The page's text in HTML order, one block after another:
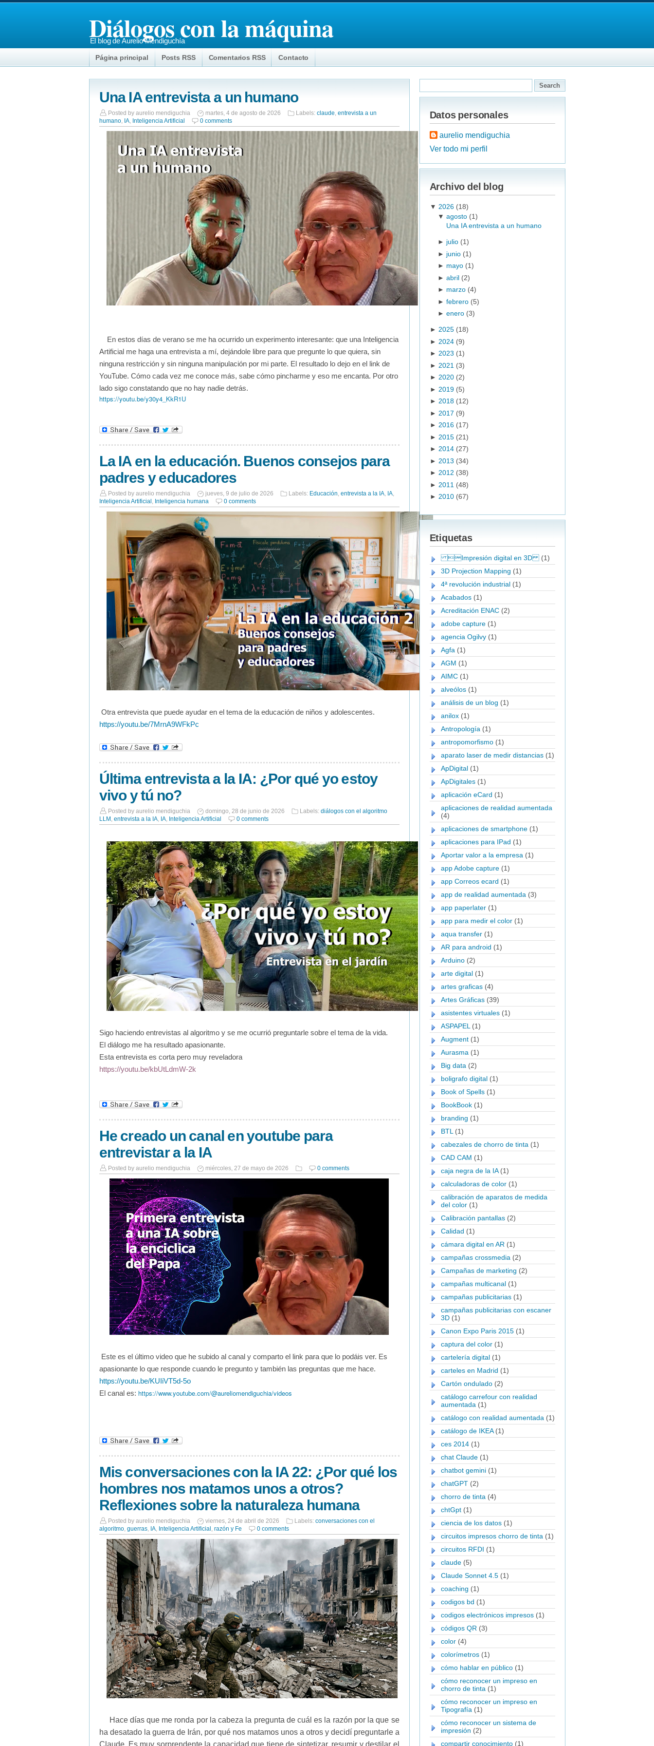
Diálogos con la máquina
El blog de Aurelio Mendiguchía
Página principal Posts RSS Comentarios RSS Contacto
Una IA entrevista a un humano
Posted by aurelio mendiguchia martes, 4 de agosto de 2026 Labels: claude, entrevista a un
humano, IA, Inteligencia Artificial 0 comments
En estos días de verano se me ha ocurrido un experimento interesante: que una Inteligencia
Artificial me haga una entrevista a mí, dejándole libre para que pregunte lo que quiera, sin
ninguna restricción y sin ninguna manipulación por mi parte. El resultado lo dejo en el link de
YouTube. Cómo cada vez me conoce más, sabe cómo pincharme y eso me encanta. Por otro
lado sigo constatando que no hay nadie detrás.
https://youtu.be/y30y4_KkR1U
La IA en la educación. Buenos consejos para
padres y educadores
Posted by aurelio mendiguchia jueves, 9 de julio de 2026 Labels: Educación, entrevista a la IA, IA,
Inteligencia Artificial , Inteligencia humana 0 comments
Otra entrevista que puede ayudar en el tema de la educación de niños y adolescentes.
https://youtu.be/7MrnA9WFkPc
Última entrevista a la IA: ¿Por qué yo estoy
vivo y tú no?
Posted by aurelio mendiguchia domingo, 28 de junio de 2026 Labels: diálogos con el algoritmo
LLM , entrevista a la IA, IA, Inteligencia Artificial 0 comments
Sigo haciendo entrevistas al algoritmo y se me ocurrió preguntarle sobre el tema de la vida.
El diálogo me ha resultado apasionante.
Esta entrevista es corta pero muy reveladora
https://youtu.be/kbUtLdmW-2k
He creado un canal en youtube para
entrevistar a la IA
Posted by aurelio mendiguchia miércoles, 27 de mayo de 2026 0 comments
Este es el último video que he subido al canal y comparto el link para que lo podáis ver. Es
apasionante lo que responde cuando le pregunto y también las preguntas que me hace.
https://youtu.be/KUIiVT5d-5o
El canal es: https://www.youtube.com/@aureliomendiguchia/videos
Mis conversaciones con la IA 22: ¿Por qué los
hombres nos matamos unos a otros?
Reflexiones sobre la naturaleza humana
Posted by aurelio mendiguchia viernes, 24 de abril de 2026 Labels: conversaciones con el
algoritmo, guerras, IA, Inteligencia Artificial , razón y Fe 0 comments
Hace días que me ronda por la cabeza la pregunta de cuál es la razón por la que se
ha desatado la guerra de Irán, por qué nos matamos unos a otros y decidí preguntarle a
Claude. Es muy sorprendente la capacidad que tiene de sintetizar, resumir y destilar el
Datos personales
aurelio mendiguchia
Ver todo mi perfil
Archivo del blog
▼ 2026 (18)
▼agosto (1)
Una IA entrevista a un humano
► julio (1)
► junio (1)
► mayo (1)
►abril (2)
► marzo (4)
►febrero (5)
►enero (3)
► 2025 (18)
► 2024 (9)
► 2023 (1)
► 2021 (3)
► 2020 (2)
► 2019 (5)
► 2018 (12)
► 2017 (9)
► 2016 (17)
► 2015 (21)
► 2014 (27)
► 2013 (34)
► 2012 (38)
► 2011 (48)
► 2010 (67)
Etiquetas
Impresión digital en 3D (1)
3D Projection Mapping (1)
4ª revolución industrial (1)
Acabados (1)
Acreditación ENAC (2)
adobe capture (1)
agencia Ogilvy (1)
Agfa (1)
AGM (1)
AIMC (1)
alveólos (1)
análisis de un blog (1)
anilox (1)
Antropología (1)
antropomorfismo (1)
aparato laser de medir distancias (1)
ApDigital (1)
ApDigitales (1)
aplicación eCard (1)
aplicaciones de realidad aumentada
(4)
aplicaciones de smartphone (1)
aplicaciones para IPad (1)
Aportar valor a la empresa (1)
app Adobe capture (1)
app Correos ecard (1)
app de realidad aumentada (3)
app paperlater (1)
app para medir el color (1)
aqua transfer (1)
AR para android (1)
Arduino (2)
arte digital (1)
artes graficas (4)
Artes Gráficas (39)
asistentes virtuales (1)
ASPAPEL (1)
Augment (1)
Aurasma (1)
Big data (2)
boligrafo digital (1)
Book of Spells (1)
BookBook (1)
branding (1)
BTL (1)
cabezales de chorro de tinta (1)
CAD CAM (1)
caja negra de la IA (1)
calculadoras de color (1)
calibración de aparatos de medida
del color (1)
Calibración pantallas (2)
Calidad (1)
cámara digital en AR (1)
campañas crossmedia (2)
Campañas de marketing (2)
campañas multicanal (1)
campañas publicitarias (1)
campañas publicitarias con escaner
3D (1)
Canon Expo Paris 2015 (1)
captura del color (1)
cartelería digital (1)
carteles en Madrid (1)
Cartón ondulado (2)
catálogo carrefour con realidad
aumentada (1)
catálogo con realidad aumentada (1)
catálogo de IKEA (1)
ces 2014 (1)
chat Claude (1)
chatbot gemini (1)
chatGPT (2)
chorro de tinta (4)
chtGpt (1)
ciencia de los datos (1)
circuitos impresos chorro de tinta (1)
circuitos RFDI (1)
claude (5)
Claude Sonnet 4.5 (1)
coaching (1)
codigos bd (1)
codigos electrónicos impresos (1)
códigos QR (3)
color (4)
colorímetros (1)
cómo hablar en público (1)
cómo reconocer un impreso en
chorro de tinta (1)
cómo reconocer un impreso en
Tipografía (1)
cómo reconocer un sistema de
impresión (2)
compartir conocimiento (1)